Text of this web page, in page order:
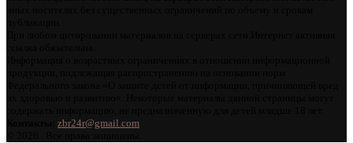
zbr24r@gmail.com